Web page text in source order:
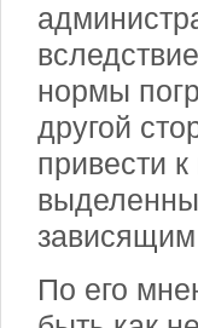
нормы
другой
привести
зависящим
По его